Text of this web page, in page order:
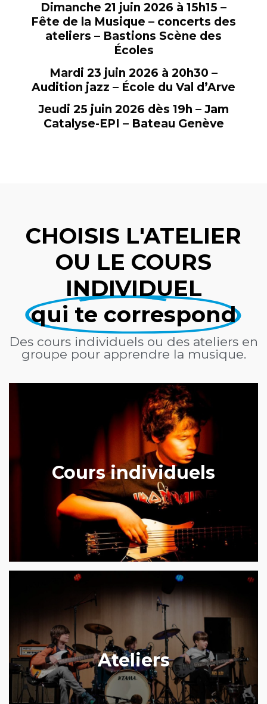
Dimanche 21 juin 2026 à 15h15 –
Fête de la Musique – concerts des
ateliers – Bastions Scène des
Écoles
Mardi 23 juin 2026 à 20h30 –
Audition jazz – École du Val d’Arve
Jeudi 25 juin 2026 dès 19h – Jam
Catalyse-EPI – Bateau Genève
CHOISIS L'ATELIER
OU LE COURS
INDIVIDUEL
qui te correspond
Des cours individuels ou des ateliers en
groupe pour apprendre la musique.
Cours individuels
Ateliers